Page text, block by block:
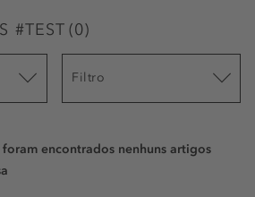
#TEST (0)
Filtro
foram encontrados nenhuns artigos